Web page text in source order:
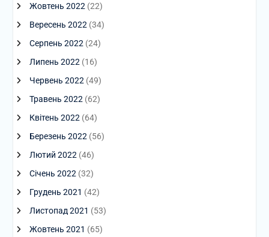
Жовтень 2022 (22)
Вересень 2022 (34)
Серпень 2022 (24)
Липень 2022 (16)
Червень 2022 (49)
Травень 2022 (62)
Квітень 2022 (64)
Березень 2022 (56)
Лютий 2022 (46)
Січень 2022 (32)
Грудень 2021 (42)
Листопад 2021 (53)
Жовтень 2021 (65)